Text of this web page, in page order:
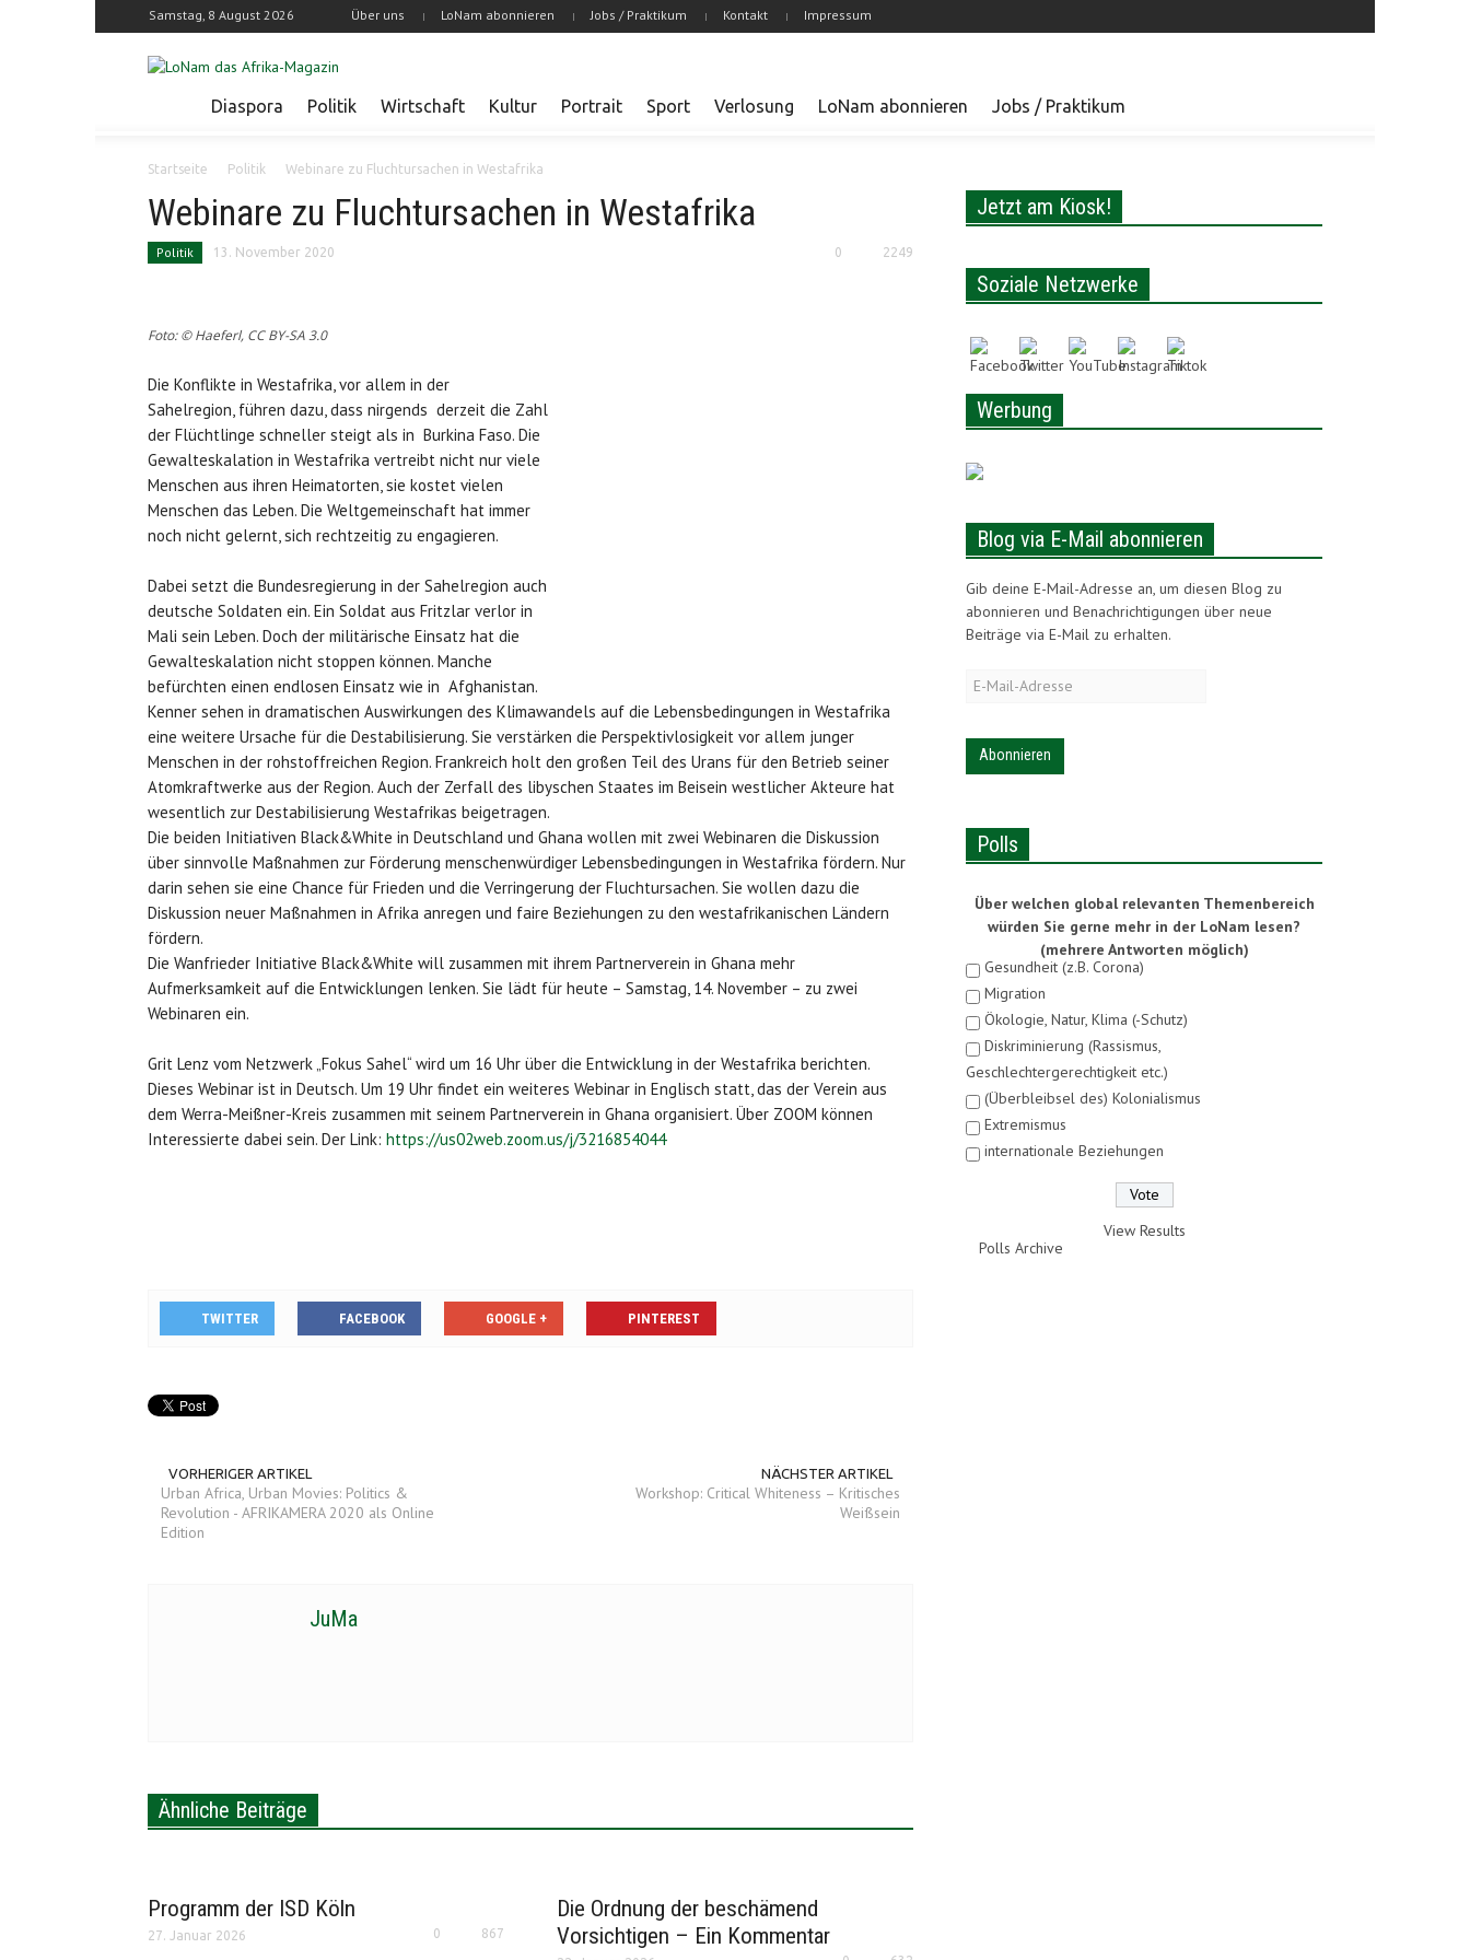
Samstag, 8 August 2026 Über uns LoNam abonnieren Jobs / Praktikum Kontakt Impressum
Diaspora Politik Wirtschaft Kultur Portrait Sport Verlosung LoNam abonnieren Jobs / Praktikum
Startseite Politik Webinare zu Fluchtursachen in Westafrika
Webinare zu Fluchtursachen in Westafrika
Politik 13. November 2020 0 2249
Foto: © Haeferl, CC BY-SA 3.0
Die Konflikte in Westafrika, vor allem in der
Sahelregion, führen dazu, dass nirgends derzeit die Zahl
der Flüchtlinge schneller steigt als in Burkina Faso. Die
Gewalteskalation in Westafrika vertreibt nicht nur viele
Menschen aus ihren Heimatorten, sie kostet vielen
Menschen das Leben. Die Weltgemeinschaft hat immer
noch nicht gelernt, sich rechtzeitig zu engagieren.
Dabei setzt die Bundesregierung in der Sahelregion auch
deutsche Soldaten ein. Ein Soldat aus Fritzlar verlor in
Mali sein Leben. Doch der militärische Einsatz hat die
Gewalteskalation nicht stoppen können. Manche
befürchten einen endlosen Einsatz wie in Afghanistan.
Kenner sehen in dramatischen Auswirkungen des Klimawandels auf die Lebensbedingungen in Westafrika
eine weitere Ursache für die Destabilisierung. Sie verstärken die Perspektivlosigkeit vor allem junger
Menschen in der rohstoffreichen Region. Frankreich holt den großen Teil des Urans für den Betrieb seiner
Atomkraftwerke aus der Region. Auch der Zerfall des libyschen Staates im Beisein westlicher Akteure hat
wesentlich zur Destabilisierung Westafrikas beigetragen.
Die beiden Initiativen Black&White in Deutschland und Ghana wollen mit zwei Webinaren die Diskussion
über sinnvolle Maßnahmen zur Förderung menschenwürdiger Lebensbedingungen in Westafrika fördern. Nur
darin sehen sie eine Chance für Frieden und die Verringerung der Fluchtursachen. Sie wollen dazu die
Diskussion neuer Maßnahmen in Afrika anregen und faire Beziehungen zu den westafrikanischen Ländern
fördern.
Die Wanfrieder Initiative Black&White will zusammen mit ihrem Partnerverein in Ghana mehr
Aufmerksamkeit auf die Entwicklungen lenken. Sie lädt für heute – Samstag, 14. November – zu zwei
Webinaren ein.
Grit Lenz vom Netzwerk „Fokus Sahel“ wird um 16 Uhr über die Entwicklung in der Westafrika berichten.
Dieses Webinar ist in Deutsch. Um 19 Uhr findet ein weiteres Webinar in Englisch statt, das der Verein aus
dem Werra-Meißner-Kreis zusammen mit seinem Partnerverein in Ghana organisiert. Über ZOOM können
Interessierte dabei sein. Der Link: https://us02web.zoom.us/j/3216854044
TWITTER FACEBOOK GOOGLE + PINTEREST
VORHERIGER ARTIKEL
Urban Africa, Urban Movies: Politics &
Revolution - AFRIKAMERA 2020 als Online
Edition
NÄCHSTER ARTIKEL
Workshop: Critical Whiteness – Kritisches
Weißsein
JuMa
Ähnliche Beiträge
Programm der ISD Köln
27. Januar 2026 0 867
Die Ordnung der beschämend
Vorsichtigen – Ein Kommentar
Jetzt am Kiosk!
Soziale Netzwerke
Werbung
Blog via E-Mail abonnieren
Gib deine E-Mail-Adresse an, um diesen Blog zu
abonnieren und Benachrichtigungen über neue
Beiträge via E-Mail zu erhalten.
E-
Polls
Über welchen global relevanten Themenbereich
würden Sie gerne mehr in der LoNam lesen?
(mehrere Antworten möglich)
Gesundheit (z.B. Corona)
Migration
Ökologie, Natur, Klima (-Schutz)
Diskriminierung (Rassismus,
Geschlechtergerechtigkeit etc.)
(Überbleibsel des) Kolonialismus
Extremismus
internationale Beziehungen
View Results
Polls Archive